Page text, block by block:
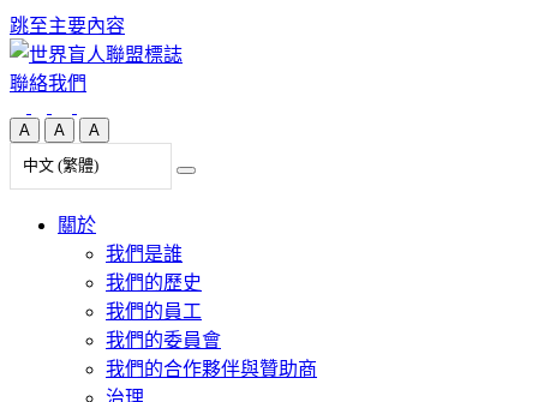
跳至主要內容
聯絡我們
A A
A
中文 (繁體)
關於
我們是誰
我們的歷史
我們的員工
我們的委員會
我們的合作夥伴與贊助商
治理